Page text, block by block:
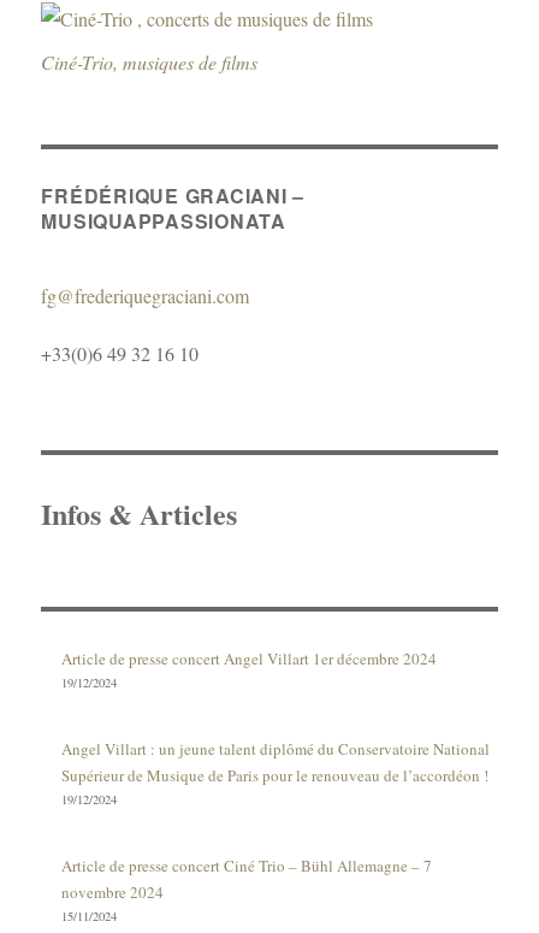
Ciné-Trio, musiques de films
FRÉDÉRIQUE GRACIANI –
MUSIQUAPPASSIONATA
fg@frederiquegraciani.com
+33(0)6 49 32 16 10
Infos & Articles
Article de presse concert Angel Villart 1er décembre 2024
19/12/2024
Angel Villart : un jeune talent diplômé du Conservatoire National
Supérieur de Musique de Paris pour le renouveau de l’accordéon !
19/12/2024
Article de presse concert Ciné Trio – Bühl Allemagne – 7
novembre 2024
15/11/2024